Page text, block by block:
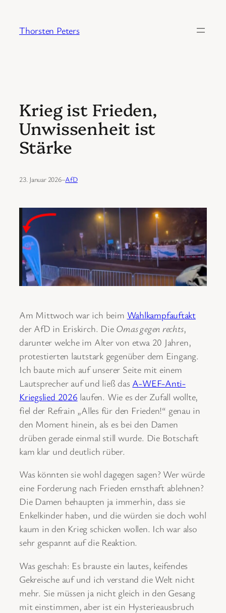
springen
Thorsten Peters
Krieg ist Frieden,
Unwissenheit ist
Stärke
23. Januar 2026–AfD
Am Mittwoch war ich beim Wahlkampfauftakt
der AfD in Eriskirch. Die Omas gegen rechts,
darunter welche im Alter von etwa 20 Jahren,
protestierten lautstark gegenüber dem Eingang.
Ich baute mich auf unserer Seite mit einem
Lautsprecher auf und ließ das A-WEF-Anti-
Kriegslied 2026 laufen. Wie es der Zufall wollte,
fiel der Refrain „Alles für den Frieden!“ genau in
den Moment hinein, als es bei den Damen
drüben gerade einmal still wurde. Die Botschaft
kam klar und deutlich rüber.
Was könnten sie wohl dagegen sagen? Wer würde
eine Forderung nach Frieden ernsthaft ablehnen?
Die Damen behaupten ja immerhin, dass sie
Enkelkinder haben, und die würden sie doch wohl
kaum in den Krieg schicken wollen. Ich war also
sehr gespannt auf die Reaktion.
Was geschah: Es brauste ein lautes, keifendes
Gekreische auf und ich verstand die Welt nicht
mehr. Sie müssen ja nicht gleich in den Gesang
mit einstimmen, aber ist ein Hysterieausbruch